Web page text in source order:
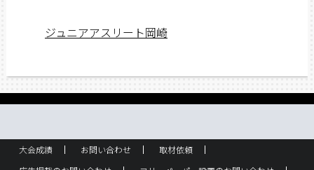
ジュニアアスリート岡崎
大会成績 お問い合わせ
取材依頼